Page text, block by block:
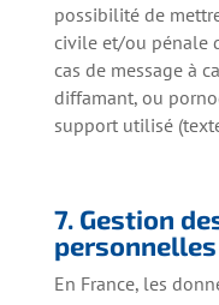
possibilité de
civile et/ou pénale
cas de message à
diffamant, ou
support utilisé
7. Gestion
personnelles
En France, les